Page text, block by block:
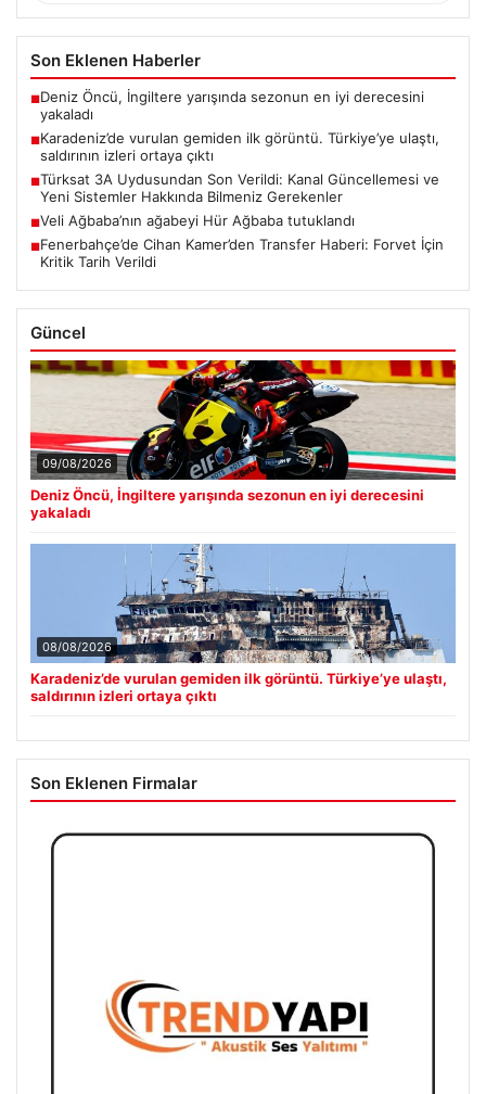
Son Eklenen Haberler
■Deniz Öncü, İngiltere yarışında sezonun en iyi derecesini
yakaladı
■Karadeniz’de vurulan gemiden ilk görüntü. Türkiye’ye ulaştı,
saldırının izleri ortaya çıktı
■Türksat 3A Uydusundan Son Verildi: Kanal Güncellemesi ve
Yeni Sistemler Hakkında Bilmeniz Gerekenler
■Veli Ağbaba’nın ağabeyi Hür Ağbaba tutuklandı
■Fenerbahçe’de Cihan Kamer’den Transfer Haberi: Forvet İçin
Kritik Tarih Verildi
Güncel
09/08/2026
Deniz Öncü, İngiltere yarışında sezonun en iyi derecesini
yakaladı
08/08/2026
Karadeniz’de vurulan gemiden ilk görüntü. Türkiye’ye ulaştı,
saldırının izleri ortaya çıktı
Son Eklenen Firmalar